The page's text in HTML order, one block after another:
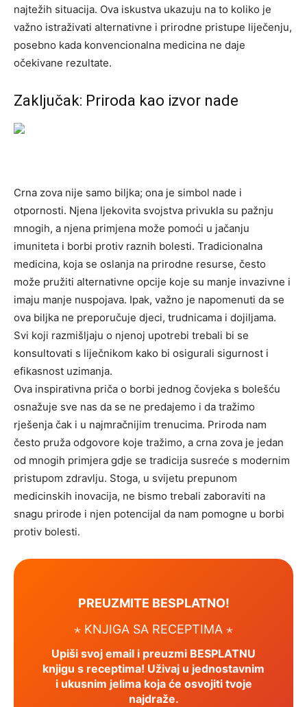
najtežih situacija. Ova iskustva ukazuju na to koliko je
važno istraživati alternativne i prirodne pristupe liječenju,
posebno kada konvencionalna medicina ne daje
očekivane rezultate.
Zaključak: Priroda kao izvor nade
Crna zova nije samo biljka; ona je simbol nade i
otpornosti. Njena ljekovita svojstva privukla su pažnju
mnogih, a njena primjena može pomoći u jačanju
imuniteta i borbi protiv raznih bolesti. Tradicionalna
medicina, koja se oslanja na prirodne resurse, često
može pružiti alternativne opcije koje su manje invazivne i
imaju manje nuspojava. Ipak, važno je napomenuti da se
ova biljka ne preporučuje djeci, trudnicama i dojiljama.
Svi koji razmišljaju o njenoj upotrebi trebali bi se
konsultovati s liječnikom kako bi osigurali sigurnost i
efikasnost uzimanja.
Ova inspirativna priča o borbi jednog čovjeka s bolešću
osnažuje sve nas da se ne predajemo i da tražimo
rješenja čak i u najmračnijim trenucima. Priroda nam
često pruža odgovore koje tražimo, a crna zova je jedan
od mnogih primjera gdje se tradicija susreće s modernim
pristupom zdravlju. Stoga, u svijetu prepunom
medicinskih inovacija, ne bismo trebali zaboraviti na
snagu prirode i njen potencijal da nam pomogne u borbi
protiv bolesti.
PREUZMITE BESPLATNO!
⋆ KNJIGA SA RECEPTIMA ⋆
Upiši svoj email i preuzmi BESPLATNU
knjigu s receptima! Uživaj u jednostavnim
i ukusnim jelima koja će osvojiti tvoje
najdraže.